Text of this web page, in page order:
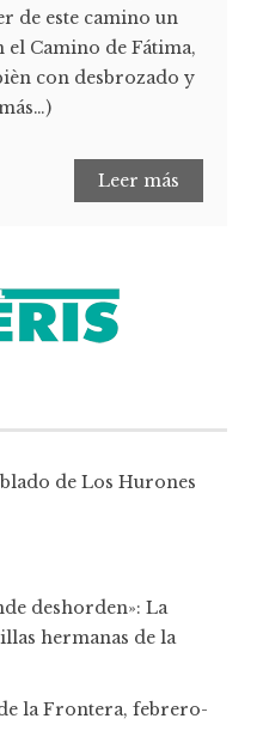
de este camino un
Camino de Fátima,
con desbrozado y
Leer más
de Los Hurones
deshorden»: La
hermanas de la
la Frontera, febrero-